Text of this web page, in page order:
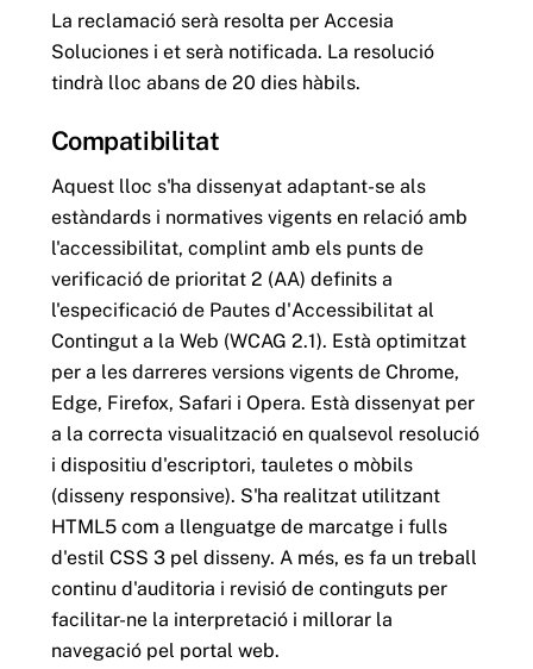
La reclamació serà resolta per Accesia
Soluciones i et serà notificada. La resolució
tindrà lloc abans de 20 dies hàbils.
Compatibilitat
Aquest lloc s'ha dissenyat adaptant-se als
estàndards i normatives vigents en relació amb
l'accessibilitat, complint amb els punts de
verificació de prioritat 2 (AA) definits a
l'especificació de Pautes d'Accessibilitat al
Contingut a la Web (WCAG 2.1). Està optimitzat
per a les darreres versions vigents de Chrome,
Edge, Firefox, Safari i Opera. Està dissenyat per
a la correcta visualització en qualsevol resolució
i dispositiu d'escriptori, tauletes o mòbils
(disseny responsive). S'ha realitzat utilitzant
HTML5 com a llenguatge de marcatge i fulls
d'estil CSS 3 pel disseny. A més, es fa un treball
continu d'auditoria i revisió de continguts per
facilitar-ne la interpretació i millorar la
navegació pel portal web.